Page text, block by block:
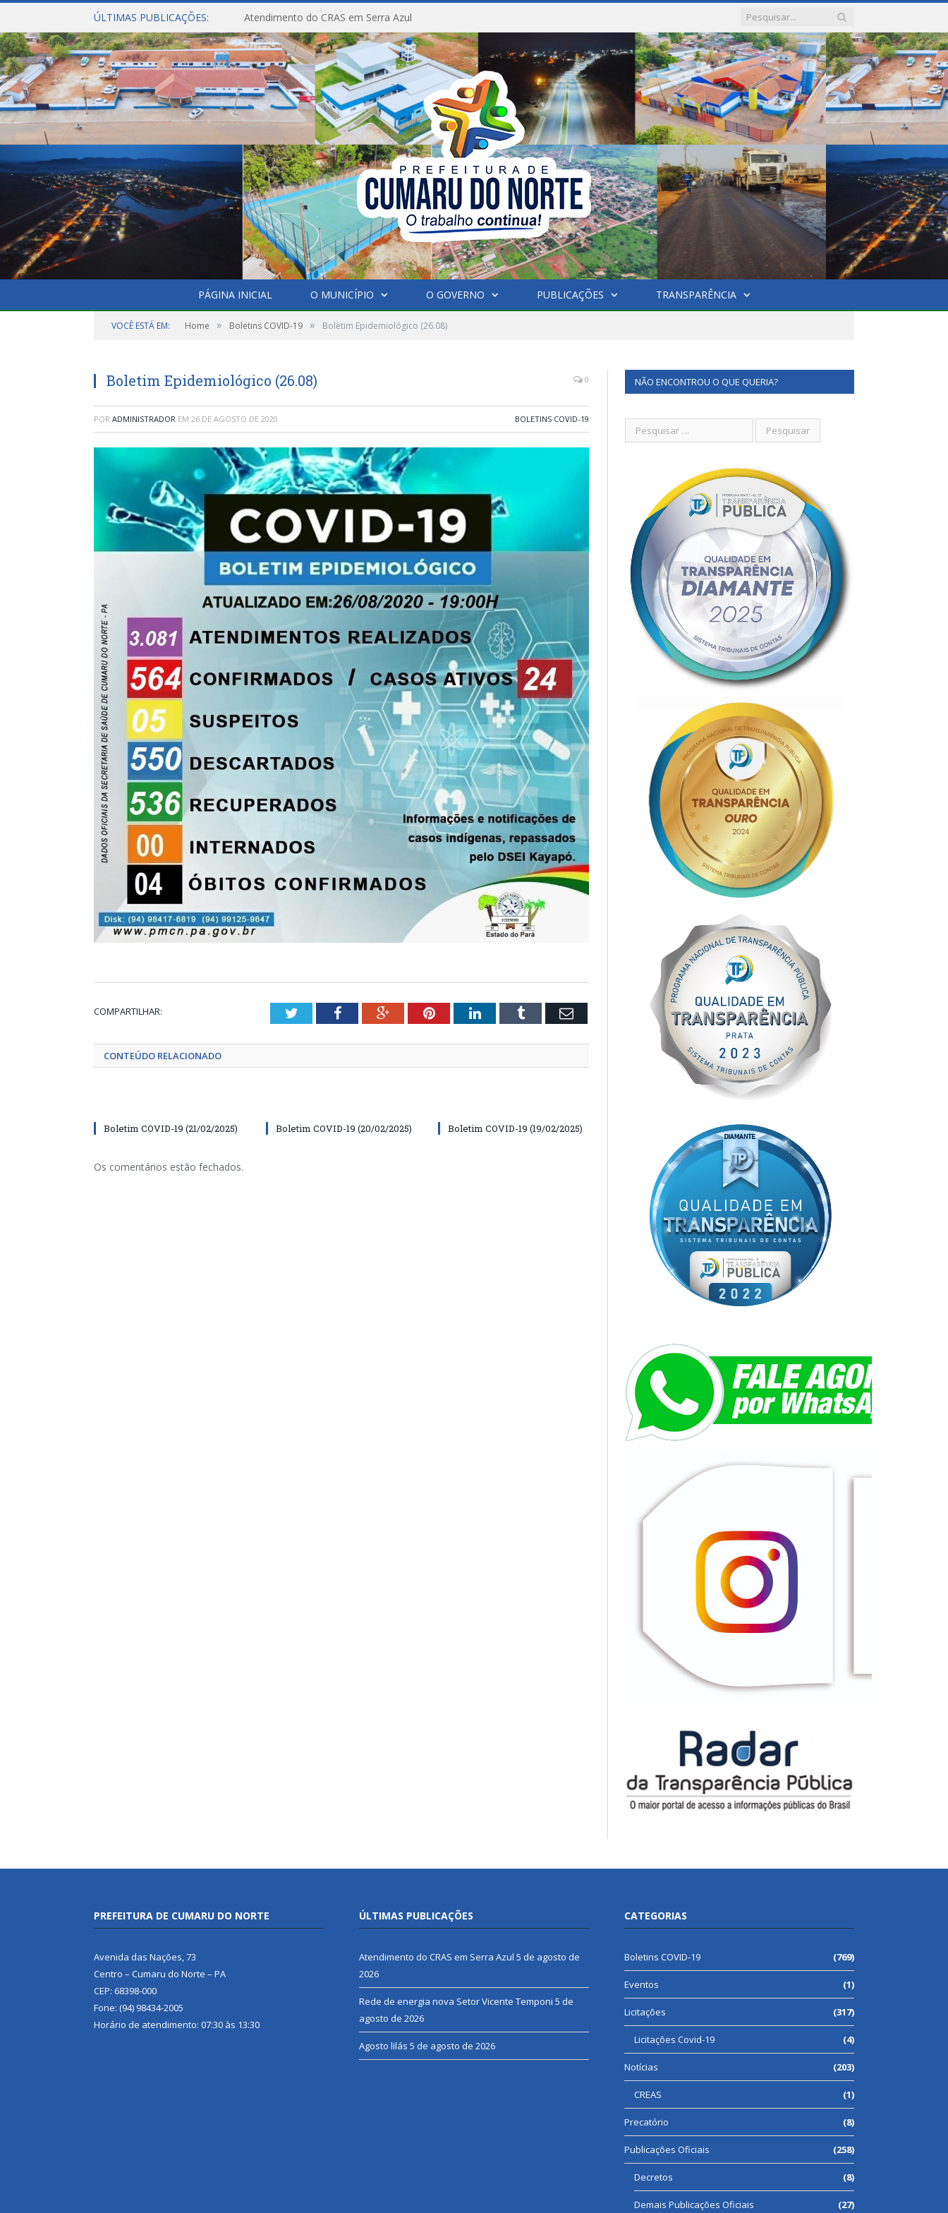
ÚLTIMAS PUBLICAÇÕES: Atendimento do CRAS em Serra Azul
PÁGINA INICIAL O MUNICÍPIO O GOVERNO PUBLICAÇÕES TRANSPARÊNCIA
VOCÊ ESTÁ EM: Home » Boletins COVID-19 » Boletim Epidemiológico (26.08)
Boletim Epidemiológico (26.08) 0
POR ADMINISTRADOR EM 26 DE AGOSTO DE 2020 BOLETINS COVID-19
COMPARTILHAR: TwitterFacebookGoogle+PinterestLinkedInTumblr Email
CONTEÚDO RELACIONADO
Boletim COVID-19 (21/02/2025) Boletim COVID-19 (20/02/2025) Boletim COVID-19 (19/02/2025)
Os comentários estão fechados.
NÃO ENCONTROU O QUE QUERIA?
PREFEITURA DE CUMARU DO NORTE
Avenida das Nações, 73
Centro – Cumaru do Norte – PA
CEP: 68398-000
Fone: (94) 98434-2005
Horário de atendimento: 07:30 às 13:30
ÚLTIMAS PUBLICAÇÕES
Atendimento do CRAS em Serra Azul 5 de agosto de
2026
Rede de energia nova Setor Vicente Temponi 5 de
agosto de 2026
Agosto lilás 5 de agosto de 2026
CATEGORIAS
Boletins COVID-19 (769)
Eventos (1)
Licitações (317)
Licitações Covid-19 (4)
Notícias (203)
CREAS (1)
Precatório (8)
Publicações Oficiais (258)
Decretos (8)
Demais Publicações Oficiais (27)